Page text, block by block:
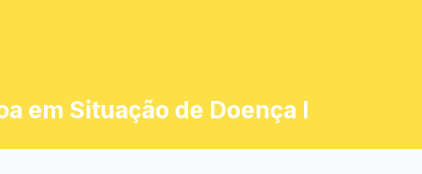
em Situação de Doença I